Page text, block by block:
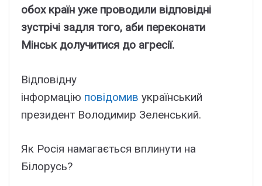
обох країн уже проводили відповідні
зустрічі задля того, аби переконати
Мінськ долучитися до агресії.
Відповідну
інформацію повідомив український
президент Володимир Зеленський.
Як Росія намагається вплинути на
Білорусь?